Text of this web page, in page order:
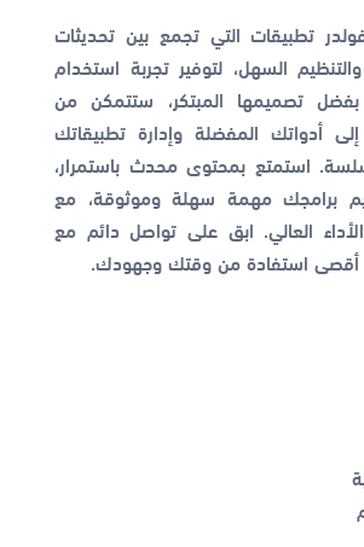
تطبيقات التي تجمع بين تحديثات
والتنظيم السهل، لتوفير تجربة استخدام
بفضل تصميمها المبتكر، ستتمكن من
أدواتك المفضلة وإدارة تطبيقاتك
استمتع بمحتوى محدث باستمرار،
برامجك مهمة سهلة وموثوقة، مع
العالي. ابق على تواصل دائم مع
أقصى استفادة من وقتك وجهودك.